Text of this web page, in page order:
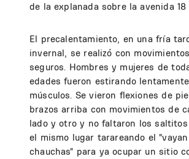
de la explanada sobre la avenida 18
El precalentamiento, en una fría
invernal, se realizó con
seguros. Hombres y mujeres de
edades fueron estirando
músculos. Se vieron flexiones de
brazos arriba con movimientos de
lado y otro y no faltaron los saltitos
el mismo lugar tarareando el
chauchas" para ya ocupar un sitio